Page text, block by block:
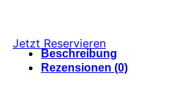
Jetzt Reservieren
Beschreibung
Rezensionen (0)